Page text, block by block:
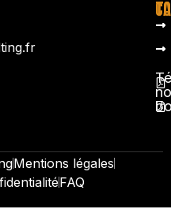
Mentions légales
FAQ